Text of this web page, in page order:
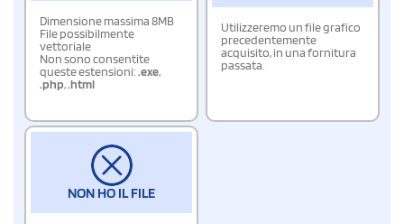
Dimensione massima 8MB
File possibilmente
vettoriale
Non sono consentite
queste estensioni:.exe,
.php,.html
Utilizzeremo un file grafico
precedentemente
acquisito, in una fornitura
passata.
NON HO IL FILE